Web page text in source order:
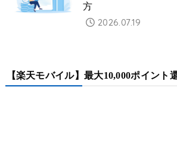
方
2026.07.19
【楽天モバイル】最大10,000ポイント